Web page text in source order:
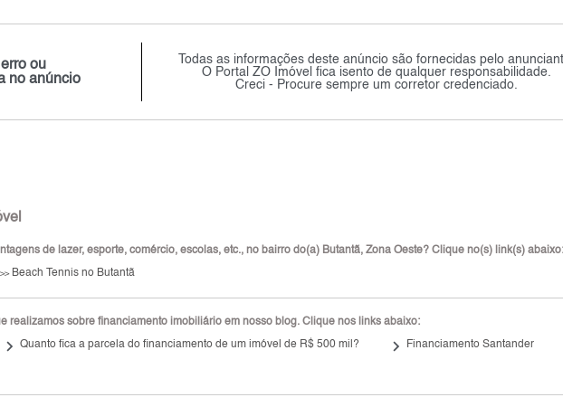
erro ou
no anúncio
Todas as informações deste anúncio são fornecidas pelo
O Portal ZO Imóvel fica isento de qualquer responsabilidade.
Creci - Procure sempre um corretor credenciado.
de lazer, esporte, comércio, escolas, etc., no bairro do(a) Butantã, Zona Oeste? Clique no(s) link(s) abaixo:
>>Beach Tennis no Butantã
realizamos sobre financiamento imobiliário em nosso blog. Clique nos links abaixo:
keyboard_arrow_right Quanto fica a parcela do financiamento de um imóvel de R$ 500 mil? keyboard_arrow_right Financiamento Santander